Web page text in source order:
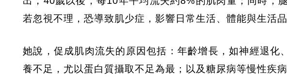
若忽視不理，恐導致肌少症，影響日常生活、體能與生活品
她說，促成肌肉流失的原因包括：年齡增長，如神經退化
養不足，尤以蛋白質攝取不足為最；以及糖尿病等慢性疾病